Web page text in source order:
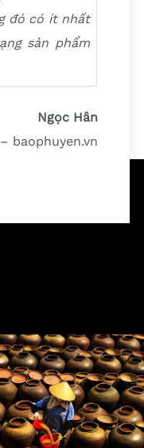
đó có ít nhất
sản phẩm
Ngọc Hân
baophuyen.vn